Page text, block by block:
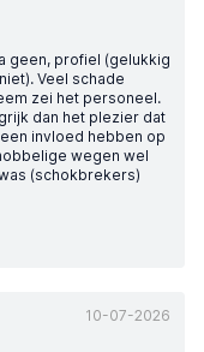
geen, profiel (gelukkig
Veel schade
zei het personeel.
dan het plezier dat
invloed hebben op
wegen wel
(schokbrekers)
10-07-2026